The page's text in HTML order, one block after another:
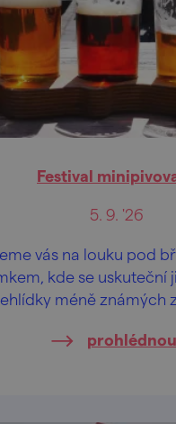
Festival
5. 9. '26
vás na louku pod
kde se uskuteční
méně známých